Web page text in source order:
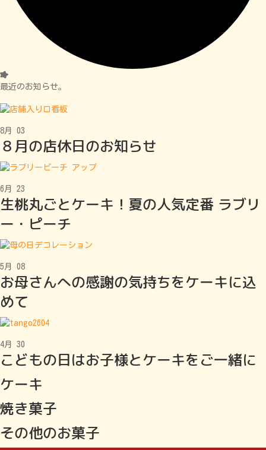
最近のお知らせ。
8月 03
８月の店休日のお知らせ
6月 23
生桃丸ごとケーキ！夏の人気定番 ラブリ
ー・ピーチ
5月 08
お母さんへの感謝の気持ちをケーキに込
めて
4月 30
こどもの日はお子様とケーキをご一緒に
ケーキ
焼き菓子
その他のお菓子